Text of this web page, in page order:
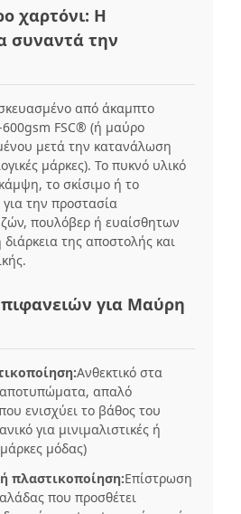
χαρτόνι: Η
συναντά την
από άκαμπτο
FSC® (ή μαύρο
μετά την κατανάλωση
μάρκες). Το πυκνό υλικό
το σκίσιμο ή το
την προστασία
πουλόβερ ή ευαίσθητων
της αποστολής και
για Μαύρη
Ανθεκτικό στα
αποτυπώματα, απαλό
ενισχύει το βάθος του
για μινιμαλιστικές ή
μόδας)
πλαστικοποίηση:Επίστρωση
που προσθέτει